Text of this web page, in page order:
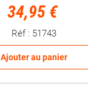
34,95 €
Réf : 51743
Ajouter au panier